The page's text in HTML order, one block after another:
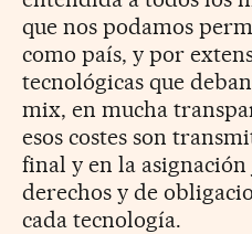
que nos podamos
como país, y por
tecnológicas que
mix, en mucha
esos costes son
final y en la
derechos y de
cada tecnología.